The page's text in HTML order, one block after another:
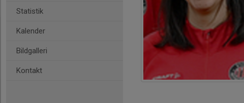
Statistik
Kalender
Bildgalleri
Kontakt